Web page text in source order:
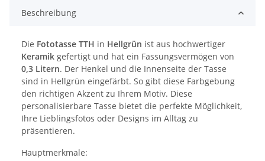
Beschreibung
Die Fototasse TTH in Hellgrün ist aus hochwertiger
Keramik gefertigt und hat ein Fassungsvermögen von
0,3 Litern. Der Henkel und die Innenseite der Tasse
sind in Hellgrün eingefärbt. So gibt diese Farbgebung
den richtigen Akzent zu Ihrem Motiv. Diese
personalisierbare Tasse bietet die perfekte Möglichkeit,
Ihre Lieblingsfotos oder Designs im Alltag zu
präsentieren.
Hauptmerkmale: